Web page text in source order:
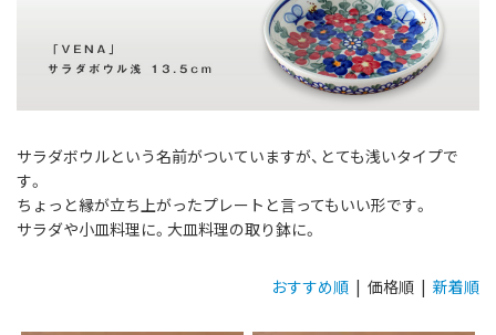
サラダボウルという名前がついていますが、とても浅いタイプで
す。
ちょっと縁が立ち上がったプレートと言ってもいい形です。
サラダや小皿料理に。大皿料理の取り鉢に。
おすすめ順 | 価格順 | 新着順